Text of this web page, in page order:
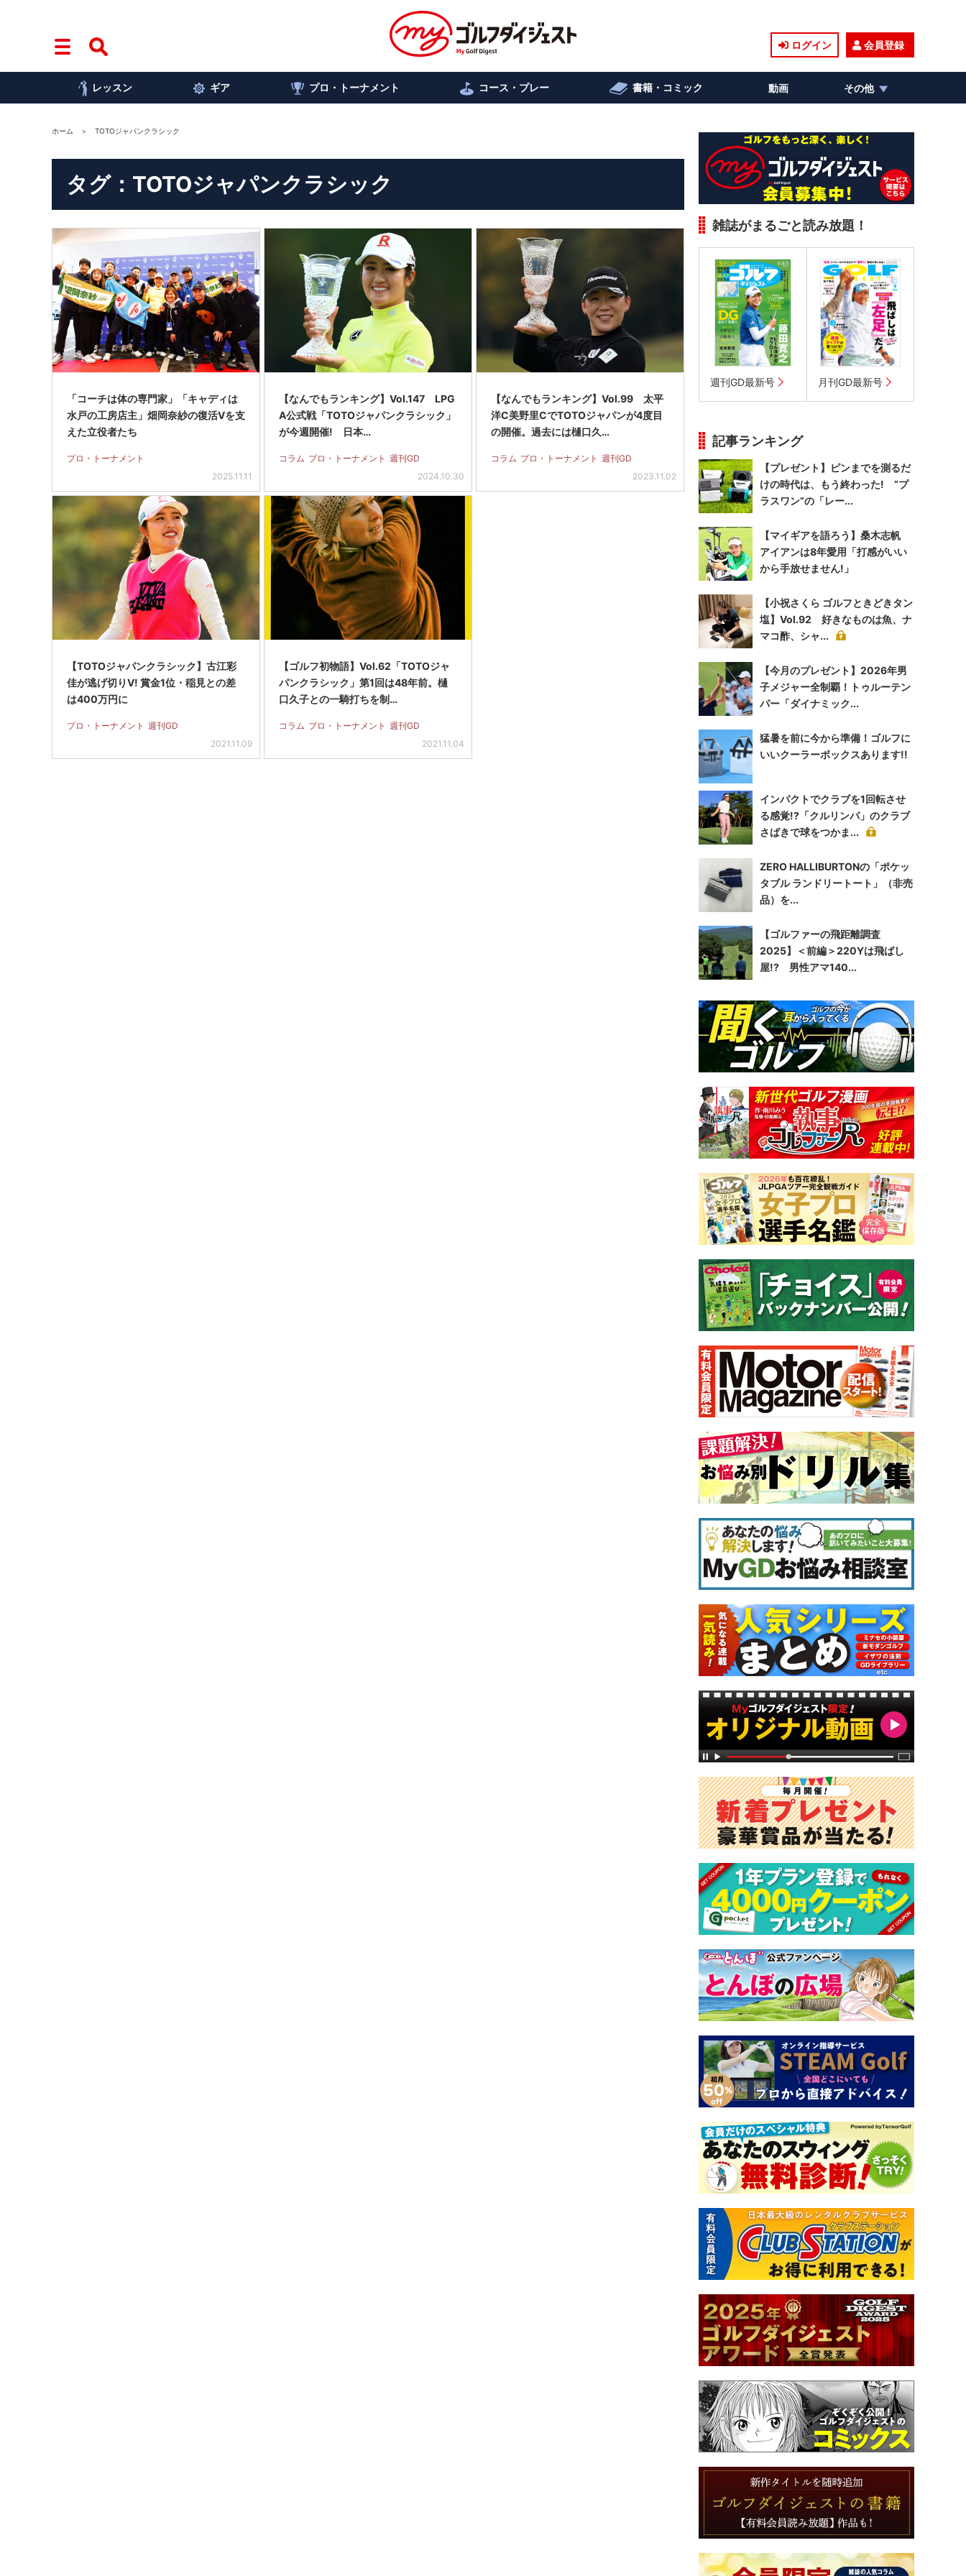
ログイン 会員登録
レッスン ギア プロ・トーナメント コース・プレー 書籍・コミック 動画 その他
ホーム TOTOジャパンクラシック
タグ：TOTOジャパンクラシック
「コーチは体の専門家」「キャディは
水戸の工房店主」畑岡奈紗の復活Vを支
えた立役者たち
プロ・トーナメント
2025.11.11
【なんでもランキング】Vol.147 LPG
A公式戦「TOTOジャパンクラシック」
が今週開催! 日本…
コラム プロ・トーナメント 週刊GD
2024.10.30
【なんでもランキング】Vol.99 太平
洋C美野里CでTOTOジャパンが4度目
の開催。過去には樋口久…
コラム プロ・トーナメント 週刊GD
2023.11.02
【TOTOジャパンクラシック】古江彩
佳が逃げ切りV! 賞金1位・稲見との差
は400万円に
プロ・トーナメント 週刊GD
2021.11.09
【ゴルフ初物語】Vol.62「TOTOジャ
パンクラシック」第1回は48年前。樋
口久子との一騎打ちを制…
コラム プロ・トーナメント 週刊GD
2021.11.04
雑誌がまるごと読み放題！
週刊GD最新号 月刊GD最新号
記事ランキング
【プレゼント】ピンまでを測るだ
けの時代は、もう終わった! “プ
ラスワン”の「レー...
【マイギアを語ろう】桑木志帆
アイアンは8年愛用「打感がいい
から手放せません!」
【小祝さくら ゴルフときどきタン
塩】Vol.92 好きなものは魚、ナ
マコ酢、シャ...
【今月のプレゼント】2026年男
子メジャー全制覇！トゥルーテン
パー「ダイナミック...
猛暑を前に今から準備！ゴルフに
いいクーラーボックスあります!!
インパクトでクラブを1回転させ
る感覚!?「クルリンパ」のクラブ
さばきで球をつかま...
ZERO HALLIBURTONの「ポケッ
タブル ランドリートート」（非売
品）を...
【ゴルファーの飛距離調査
2025】＜前編＞220Yは飛ばし
屋!? 男性アマ140...